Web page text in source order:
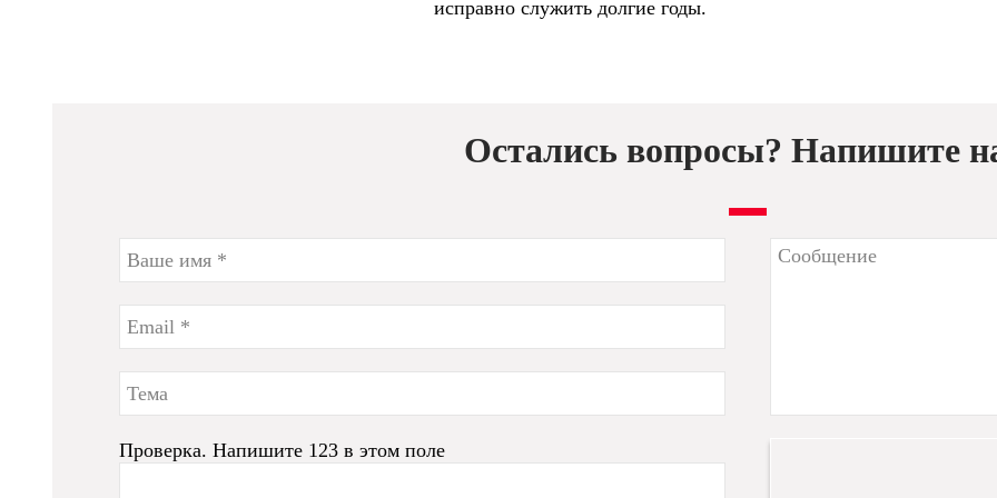
исправно служить долгие годы.
Остались вопросы? Напишите
Проверка. Напишите 123 в этом поле